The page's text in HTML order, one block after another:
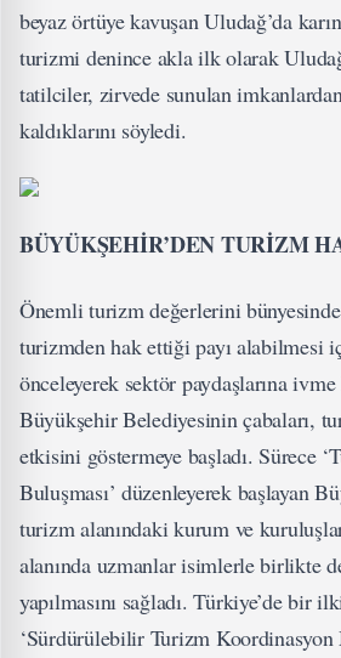
beyaz örtüye kavuşan Uludağ’da karın
turizmi denince akla ilk olarak
tatilciler, zirvede sunulan
kaldıklarını söyledi.
BÜYÜKŞEHİR’DEN TURİZM
Önemli turizm değerlerini bünyesinde
turizmden hak ettiği payı alabilmesi
önceleyerek sektör paydaşlarına
Büyükşehir Belediyesinin çabaları,
etkisini göstermeye başladı. Sürece
Buluşması’ düzenleyerek başlayan
turizm alanındaki kurum ve
alanında uzmanlar isimlerle birlikte
yapılmasını sağladı. Türkiye’de bir
‘Sürdürülebilir Turizm Koordinasyon